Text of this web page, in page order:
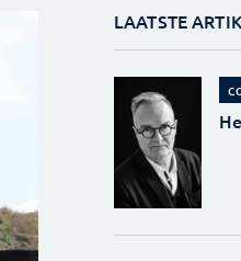
LAATSTE